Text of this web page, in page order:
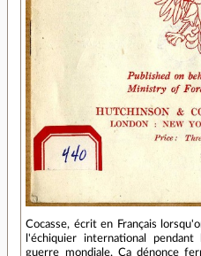
Cocasse, écrit en Français
l'échiquier international
guerre mondiale. Ca dénonce